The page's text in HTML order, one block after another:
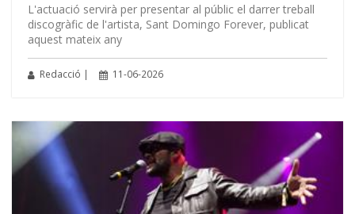
L'actuació servirà per presentar al públic el darrer treball
discogràfic de l'artista, Sant Domingo Forever, publicat
aquest mateix any
Redacció | 11-06-2026